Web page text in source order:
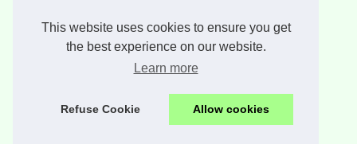
This website uses cookies to ensure you get
the best experience on our website.
Learn more
Refuse Cookie Allow cookies